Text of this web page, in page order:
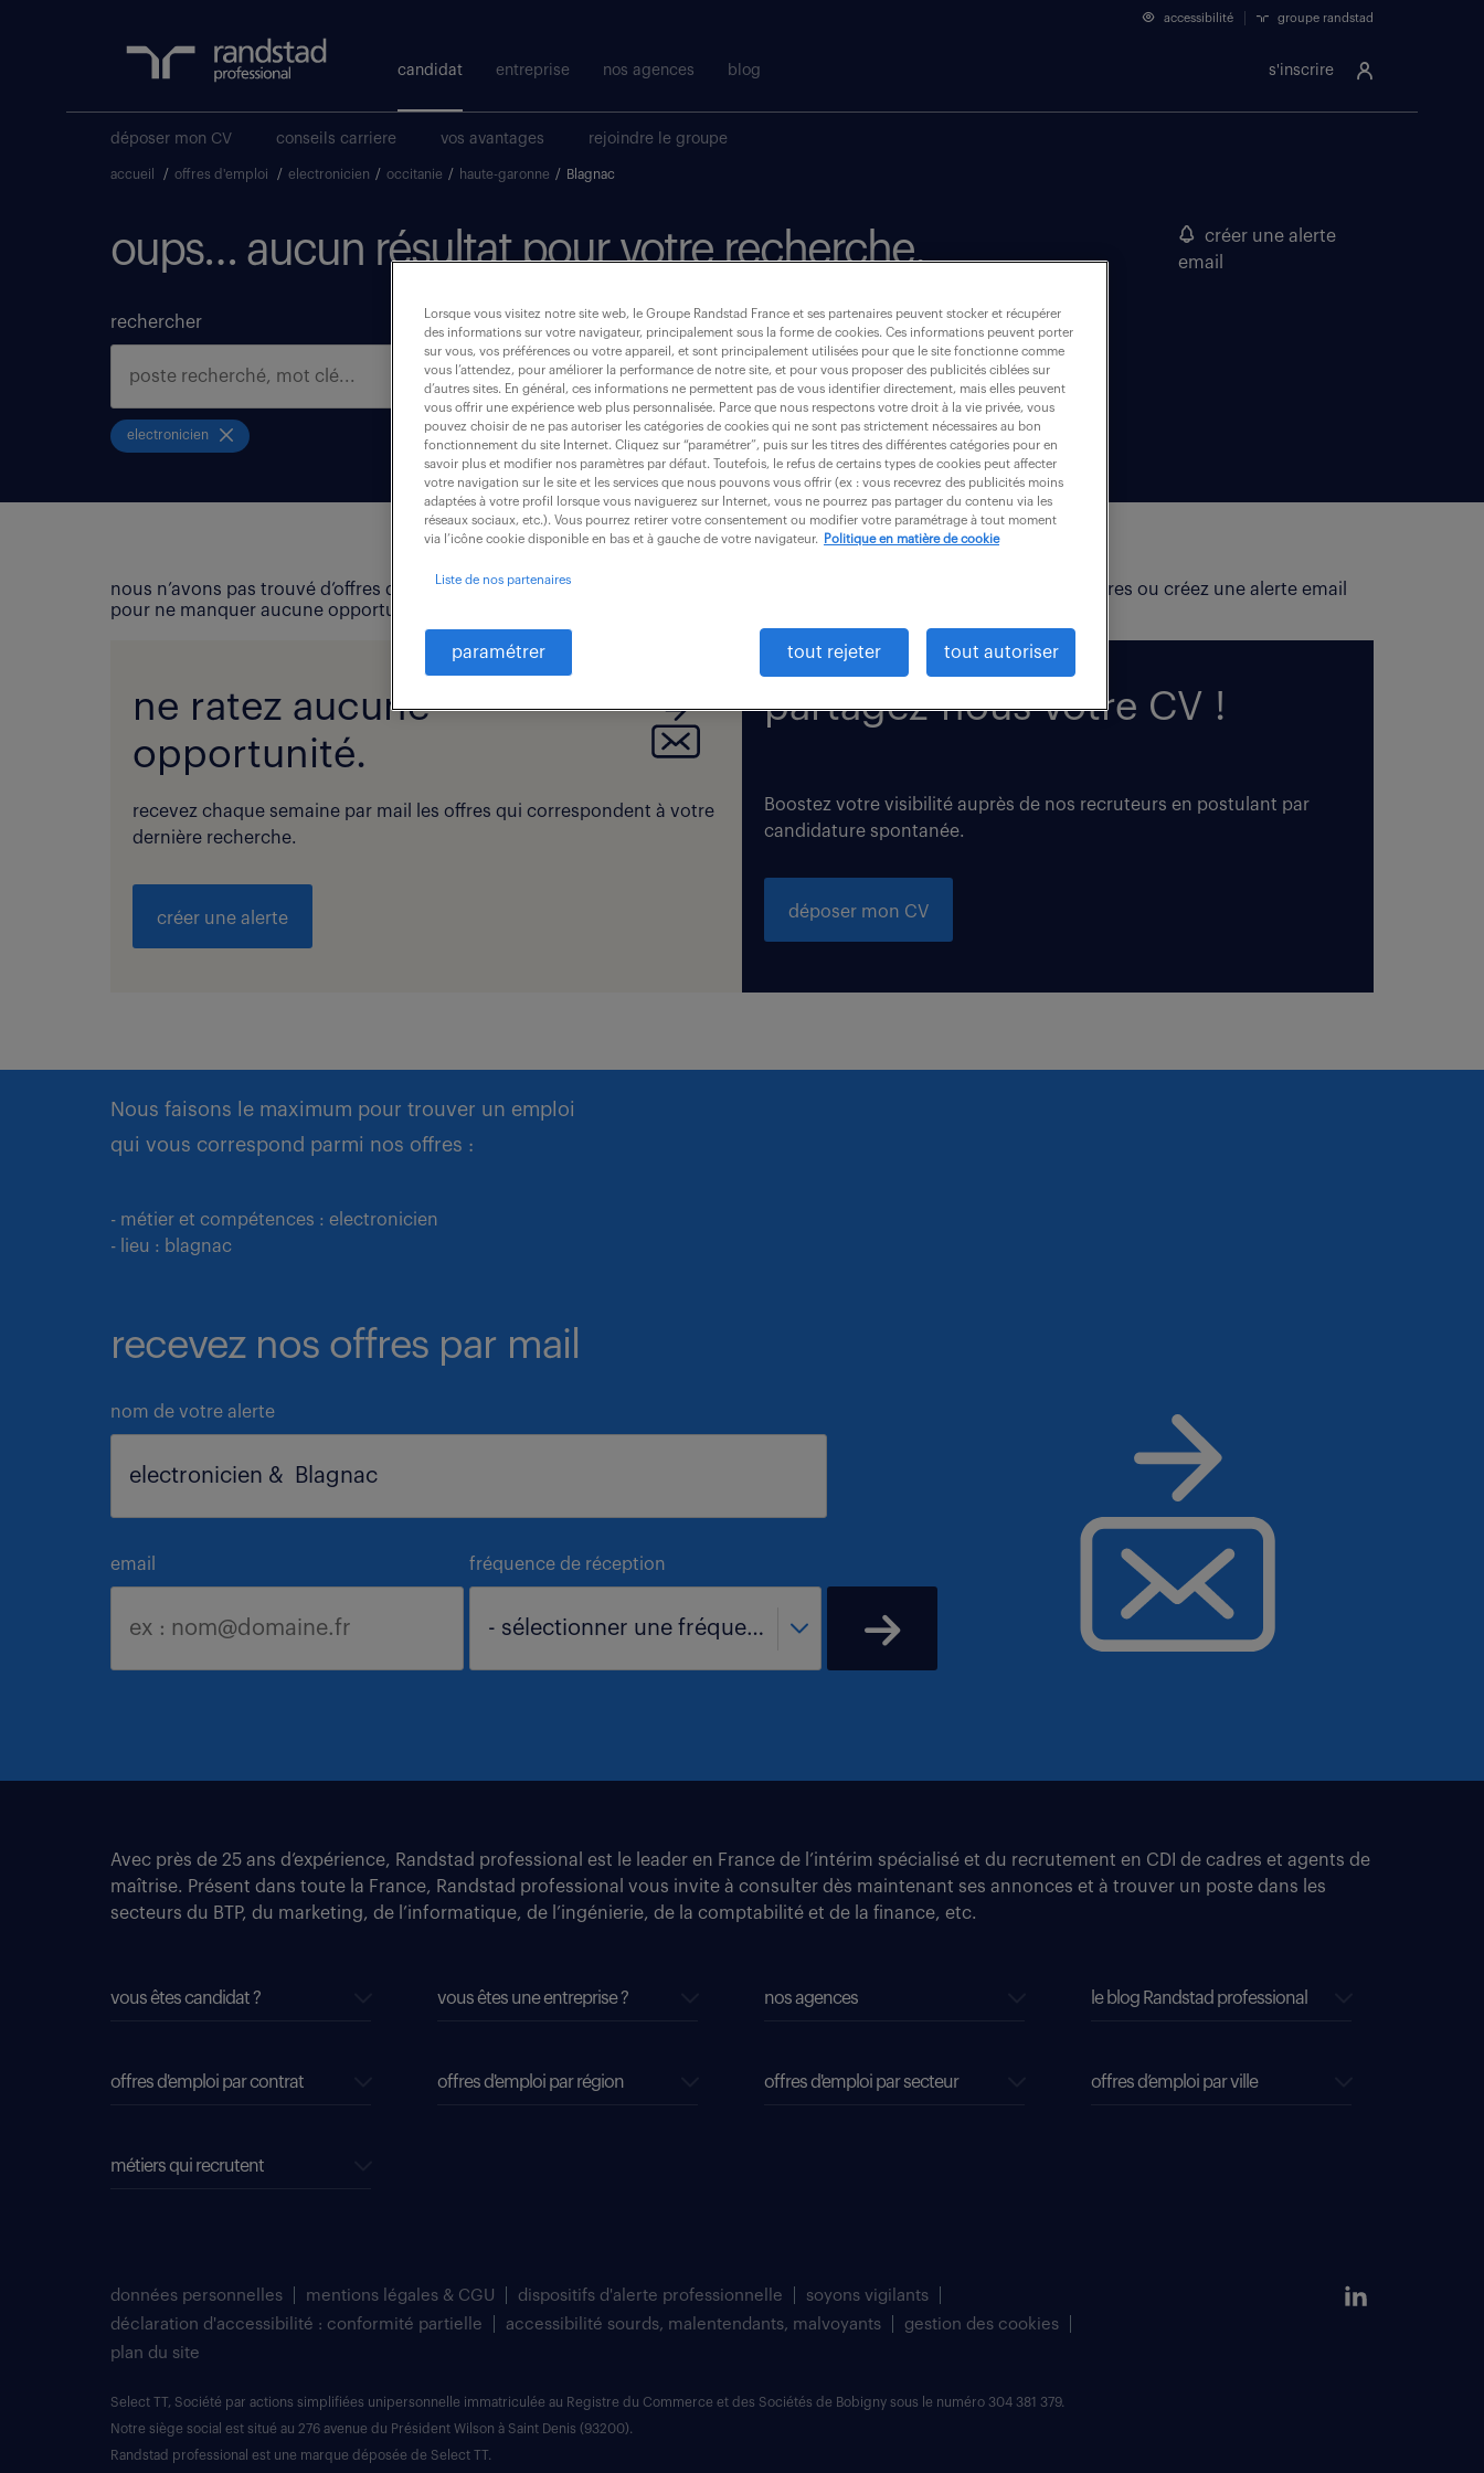
s'inscrire
accessibilité groupe randstad
candidat entreprise nos agences blog
déposer mon CV conseils carriere vos avantages rejoindre le groupe
accueil / offres d'emploi / electronicien / occitanie / haute-garonne / Blagnac
oups… aucun résultat pour votre recherche.
créer une alerte
email
rechercher
electronicien
où ?
blagnac (31700)
nous n’avons pas trouvé d’offres d’emploi qui correspondent exactement à vos critères de recherche. Modifiez vos critères ou créez une alerte email
pour ne manquer aucune opportunité !
ne ratez aucune
opportunité.
recevez chaque semaine par mail les offres qui correspondent à votre
dernière recherche.
créer une alerte
partagez-nous votre CV !
Boostez votre visibilité auprès de nos recruteurs en postulant par
candidature spontanée.
déposer mon CV
Nous faisons le maximum pour trouver un emploi
qui vous correspond parmi nos offres :
- métier et compétences : electronicien
- lieu : blagnac
recevez nos offres par mail
nom de votre alerte
email fréquence de réception
- sélectionner une fréquence -
Avec près de 25 ans d’expérience, Randstad professional est le leader en France de l’intérim spécialisé et du recrutement en CDI de cadres et agents de
maîtrise. Présent dans toute la France, Randstad professional vous invite à consulter dès maintenant ses annonces et à trouver un poste dans les
secteurs du BTP, du marketing, de l’informatique, de l’ingénierie, de la comptabilité et de la finance, etc.
vous êtes candidat ? vous êtes une entreprise ? nos agences le blog Randstad professional
offres d'emploi par contrat offres d'emploi par région offres d'emploi par secteur offres d’emploi par ville
métiers qui recrutent
données personnelles mentions légales & CGU dispositifs d'alerte professionnelle
soyons vigilants
déclaration d'accessibilité : conformité partielle
accessibilité sourds, malentendants, malvoyants
gestion des cookies
plan du site
Select TT, Société par actions simplifiées unipersonnelle immatriculée au Registre du Commerce et des Sociétés de Bobigny sous le numéro 304 381 379.
Notre siège social est situé au 276 avenue du Président Wilson à Saint Denis (93200).
Randstad professional est une marque déposée de Select TT.
Lorsque vous visitez notre site web, le Groupe Randstad France et ses partenaires peuvent stocker et récupérer
des informations sur votre navigateur, principalement sous la forme de cookies. Ces informations peuvent porter
sur vous, vos préférences ou votre appareil, et sont principalement utilisées pour que le site fonctionne comme
vous l’attendez, pour améliorer la performance de notre site, et pour vous proposer des publicités ciblées sur
d’autres sites. En général, ces informations ne permettent pas de vous identifier directement, mais elles peuvent
vous offrir une expérience web plus personnalisée. Parce que nous respectons votre droit à la vie privée, vous
pouvez choisir de ne pas autoriser les catégories de cookies qui ne sont pas strictement nécessaires au bon
fonctionnement du site Internet. Cliquez sur “paramétrer”, puis sur les titres des différentes catégories pour en
savoir plus et modifier nos paramètres par défaut. Toutefois, le refus de certains types de cookies peut affecter
votre navigation sur le site et les services que nous pouvons vous offrir (ex : vous recevrez des publicités moins
adaptées à votre profil lorsque vous naviguerez sur Internet, vous ne pourrez pas partager du contenu via les
réseaux sociaux, etc.). Vous pourrez retirer votre consentement ou modifier votre paramétrage à tout moment
via l’icône cookie disponible en bas et à gauche de votre navigateur.
Politique en matière de cookie
Liste de nos partenaires
paramétrer tout rejeter tout autoriser